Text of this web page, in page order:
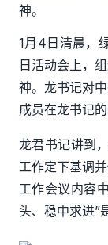
神。
1月4日清晨，
日活动会上，
神。龙书记对
成员在龙书记
龙君书记讲到，
工作定下基调
工作会议内容
头、稳中求进”